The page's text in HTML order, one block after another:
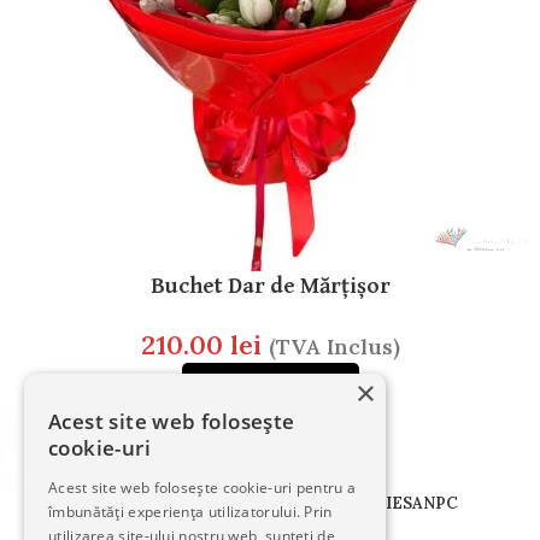
Buchet Dar de Mărțișor
210.00 lei (TVA Inclus)
TERMENI CONFIDENTIALITATE COOKIESANPC
×
Acest site web folosește
cookie-uri
Acest site web folosește cookie-uri pentru a
îmbunătăți experiența utilizatorului. Prin
utilizarea site-ului nostru web, sunteți de